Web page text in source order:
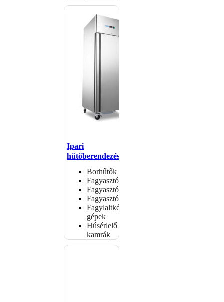
Ipari
hűtőberendezések
Borhűtők
Fagyasztóasztalok
Fagyasztóládák
Fagyasztószekrények
Fagylaltkészítő
gépek
Húsérlelő
kamrák